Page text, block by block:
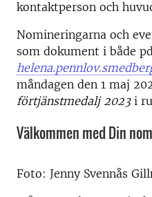
kontaktperson och
Nomineringarna och
som dokument i både
måndagen den 1 maj
förtjänstmedalj 2023i
Välkommen med Din
Foto: Jenny Svennås